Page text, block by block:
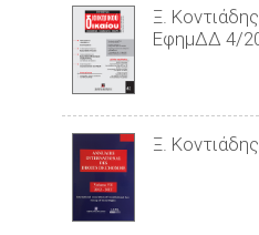
Ξ.
ΕφημΔΔ 4/
Ξ.